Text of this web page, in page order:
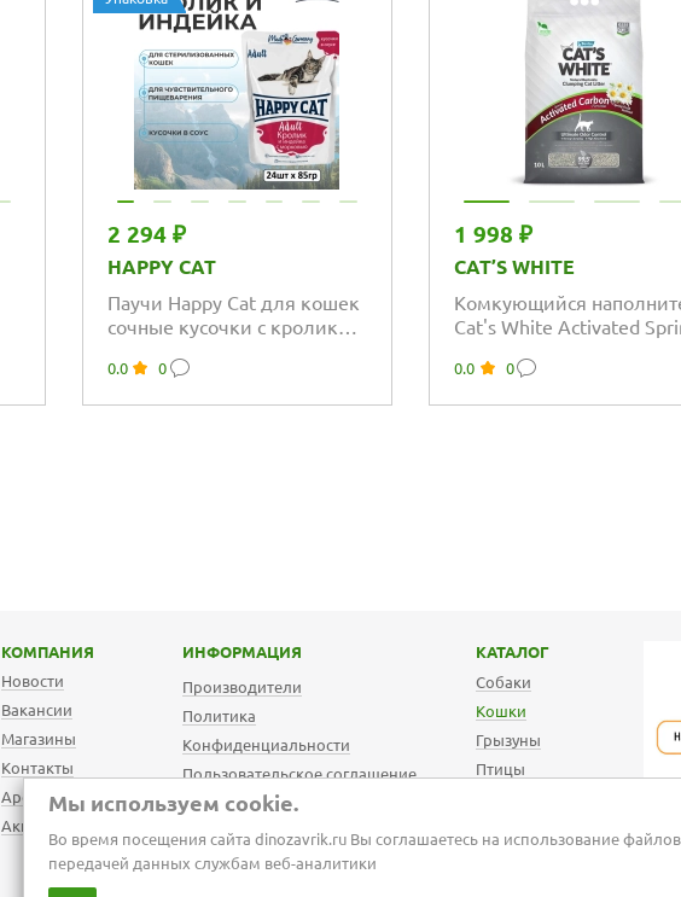
2 294 ₽
HAPPY CAT
Паучи Happy Cat для кошек
сочные кусочки с кроликом
соусе
0.0 0
1 998 ₽
CAT’S WHITE
Комкующийся
Cat's White Activated
туалета с...
0.0 0
КОМПАНИЯ
Новости
Вакансии
Магазины
Контакты
Арендодателям
Акции
ИНФОРМАЦИЯ
Производители
Политика
Конфиденциальности
Пользовательское соглашение
Оплата и доставка
Бонусная программа
Карта сайта
КАТАЛОГ
Собаки
Кошки
Грызуны
Птицы
Мы используем cookie.
Во время посещения сайта dinozavrik.ru Вы соглашаетесь на использование файлов
передачей данных службам веб-аналитики